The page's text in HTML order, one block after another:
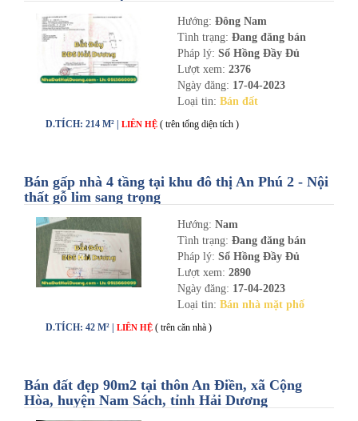
Hướng: Đông Nam
Tình trạng: Đang đăng bán
Pháp lý: Sổ Hồng Đầy Đủ
Lượt xem: 2376
Ngày đăng: 17-04-2023
Loại tin: Bán đất
D.TÍCH: 214 M² | LIÊN HỆ ( trên tổng diện tích )
Bán gấp nhà 4 tầng tại khu đô thị An Phú 2 - Nội
thất gỗ lim sang trọng
Hướng: Nam
Tình trạng: Đang đăng bán
Pháp lý: Sổ Hồng Đầy Đủ
Lượt xem: 2890
Ngày đăng: 17-04-2023
Loại tin: Bán nhà mặt phố
D.TÍCH: 42 M² | LIÊN HỆ ( trên căn nhà )
Bán đất đẹp 90m2 tại thôn An Điền, xã Cộng
Hòa, huyện Nam Sách, tỉnh Hải Dương